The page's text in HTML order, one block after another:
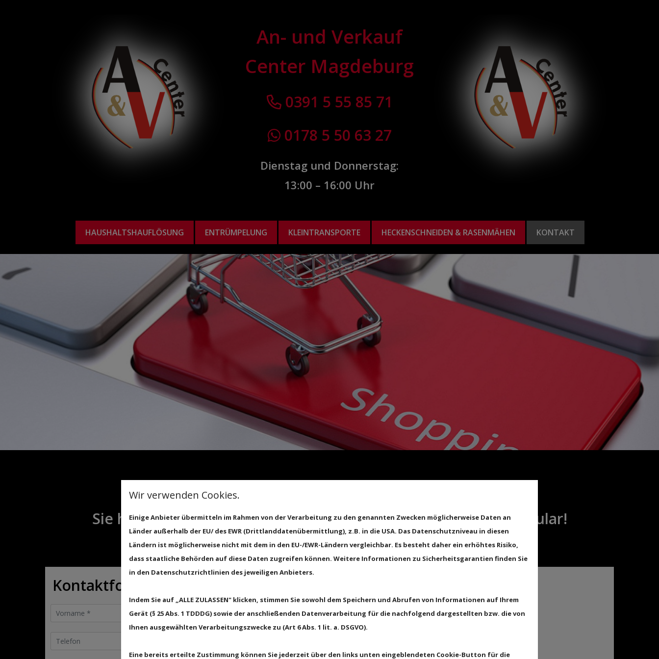
An- und Verkauf
Center Magdeburg
0391 5 55 85 71
0178 5 50 63 27
Dienstag und Donnerstag:
13:00 – 16:00 Uhr
HAUSHALTSHAUFLÖSUNG ENTRÜMPELUNG KLEINTRANSPORTE HECKENSCHNEIDEN & RASENMÄHEN KONTAKT
Sie haben Fragen? Kontaktieren Sie uns über das Kontaktformular!
Kontaktformular
Verantwortlich
Wir verwenden Cookies.
Einige Anbieter übermitteln im Rahmen von der Verarbeitung zu den genannten Zwecken möglicherweise Daten an
Länder außerhalb der EU/ des EWR (Drittlanddatenübermittlung), z.B. in die USA. Das Datenschutzniveau in diesen
Ländern ist möglicherweise nicht mit dem in den EU-/EWR-Ländern vergleichbar. Es besteht daher ein erhöhtes Risiko,
dass staatliche Behörden auf diese Daten zugreifen können. Weitere Informationen zu Sicherheitsgarantien finden Sie
in den Datenschutzrichtlinien des jeweiligen Anbieters.
Indem Sie auf „ALLE ZULASSEN" klicken, stimmen Sie sowohl dem Speichern und Abrufen von Informationen auf Ihrem
Gerät (§ 25 Abs. 1 TDDDG) sowie der anschließenden Datenverarbeitung für die nachfolgend dargestellten bzw. die von
Ihnen ausgewählten Verarbeitungszwecke zu (Art 6 Abs. 1 lit. a. DSGVO).
Eine bereits erteilte Zustimmung können Sie jederzeit über den links unten eingeblendeten Cookie-Button für die